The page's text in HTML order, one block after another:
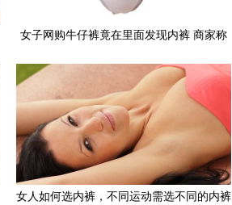
女子网购牛仔裤竟在里面发现内裤 商家称
女人如何选内裤，不同运动需选不同的内裤